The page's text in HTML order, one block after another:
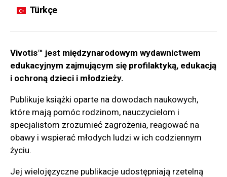
Türkçe
Vivotis™ jest międzynarodowym wydawnictwem
edukacyjnym zajmującym się profilaktyką, edukacją
i ochroną dzieci i młodzieży.
Publikuje książki oparte na dowodach naukowych,
które mają pomóc rodzinom, nauczycielom i
specjalistom zrozumieć zagrożenia, reagować na
obawy i wspierać młodych ludzi w ich codziennym
życiu.
Jej wielojęzyczne publikacje udostępniają rzetelną